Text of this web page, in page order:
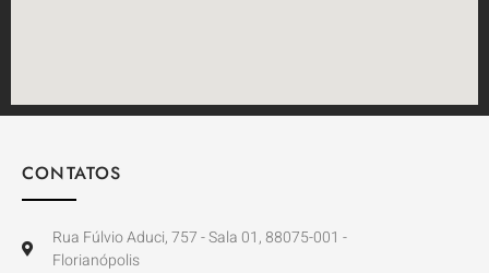
CONTATOS
Rua Fúlvio Aduci, 757 - Sala 01, 88075-001 -
Florianópolis